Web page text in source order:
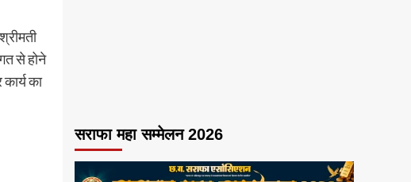
से होने
का
सराफा महा सम्मेलन 2026